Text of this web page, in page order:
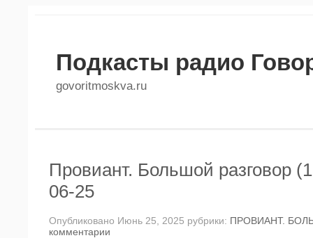
Подкасты радио
govoritmoskva.ru
Провиант. Большой разговор
06-25
Опубликовано Июнь 25, 2025 рубрики: ПРОВИАНТ.
комментарии